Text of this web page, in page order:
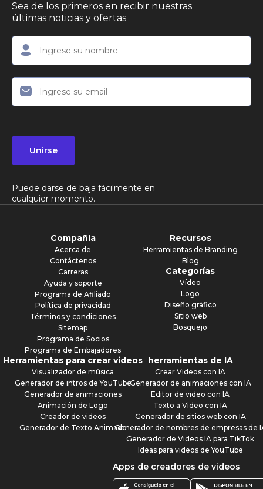
Sea de los primeros en recibir nuestras
últimas noticias y ofertas
Unirse
Puede darse de baja fácilmente en
cualquier momento.
Compañía
Acerca de
Contáctenos
Carreras
Ayuda y soporte
Programa de Afiliado
Política de privacidad
Términos y condiciones
Sitemap
Programa de Socios
Programa de Embajadores
Recursos
Herramientas de Branding
Blog
Categorías
Vídeo
Logo
Diseño gráfico
Sitio web
Bosquejo
Herramientas para crear videos
Visualizador de música
Generador de intros de YouTube
Generador de animaciones
Animación de Logo
Creador de videos
Generador de Texto Animado
herramientas de IA
Crear Videos con IA
Generador de animaciones con IA
Editor de video con IA
Texto a Video con IA
Generador de sitios web con IA
Generador de nombres de empresas de
Generador de Videos IA para TikTok
Ideas para videos de YouTube
Apps de creadores de videos